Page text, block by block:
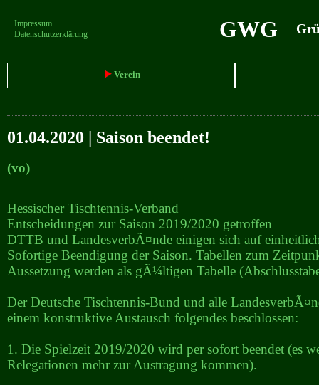
Impressum
Datenschutzerklärung
GWG
Verein
01.04.2020 | Saison beendet!
(vo)
Hessischer Tischtennis-Verband
Entscheidungen zur Saison 2019/2020 getroffen
DTTB und LandesverbÃ¤nde einigen sich auf
Sofortige Beendigung der Saison. Tabellen zum
Aussetzung werden als gÃ¼ltigen Tabelle
Der Deutsche Tischtennis-Bund und alle
einem konstruktive Austausch folgendes beschlossen:
1. Die Spielzeit 2019/2020 wird per sofort beendet (es
Relegationen mehr zur Austragung kommen).